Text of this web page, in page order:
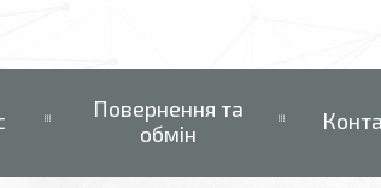
Повернення та
обмін